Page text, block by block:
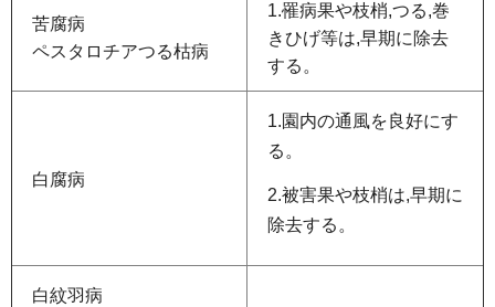
苦腐病
ペスタロチアつる枯病
1.罹病果や枝梢,つる,巻
きひげ等は,早期に除去
する。
白腐病
1.園内の通風を良好にす
る。
2.被害果や枝梢は,早期に
除去する。
白紋羽病